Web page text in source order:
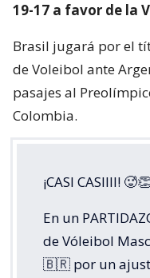
19-17 a favor de la
Brasil jugará por el
de Voleibol ante
pasajes al
Colombia.
¡CASI CASIIII! 🥵👏
En un
de Vóleibol
🇧🇷 por un